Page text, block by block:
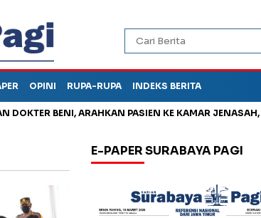
OPINI RUPA-RUPA INDEKS BERITA
BENI, ARAHKAN PASIEN KE KAMAR JENASAH,
E-PAPER SURABAYA PAGI